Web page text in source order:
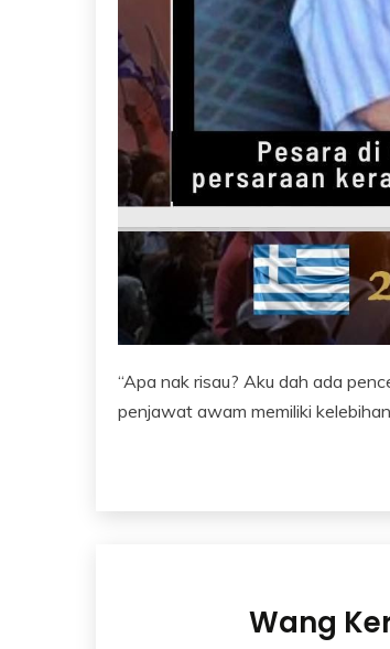
“Apa nak risau? Aku dah ada
penjawat awam memiliki
Wang